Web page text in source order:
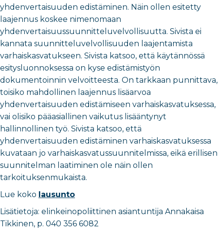
yhdenvertaisuuden edistäminen. Näin ollen esitetty
laajennus koskee nimenomaan
yhdenvertaisuussuunnitteluvelvollisuutta. Sivista ei
kannata suunnitteluvelvollisuuden laajentamista
varhaiskasvatukseen. Sivista katsoo, että käytännössä
esitysluonnoksessa on kyse edistämistyön
dokumentoinnin velvoitteesta. On tarkkaan punnittava,
toisiko mahdollinen laajennus lisäarvoa
yhdenvertaisuuden edistämiseen varhaiskasvatuksessa,
vai olisiko pääasiallinen vaikutus lisääntynyt
hallinnollinen työ. Sivista katsoo, että
yhdenvertaisuuden edistäminen varhaiskasvatuksessa
kuvataan jo varhaiskasvatussuunnitelmissa, eikä erillisen
suunnitelman laatiminen ole näin ollen
tarkoituksenmukaista.
Lue koko lausunto
Lisätietoja: elinkeinopoliittinen asiantuntija Annakaisa
Tikkinen, p. 040 356 6082